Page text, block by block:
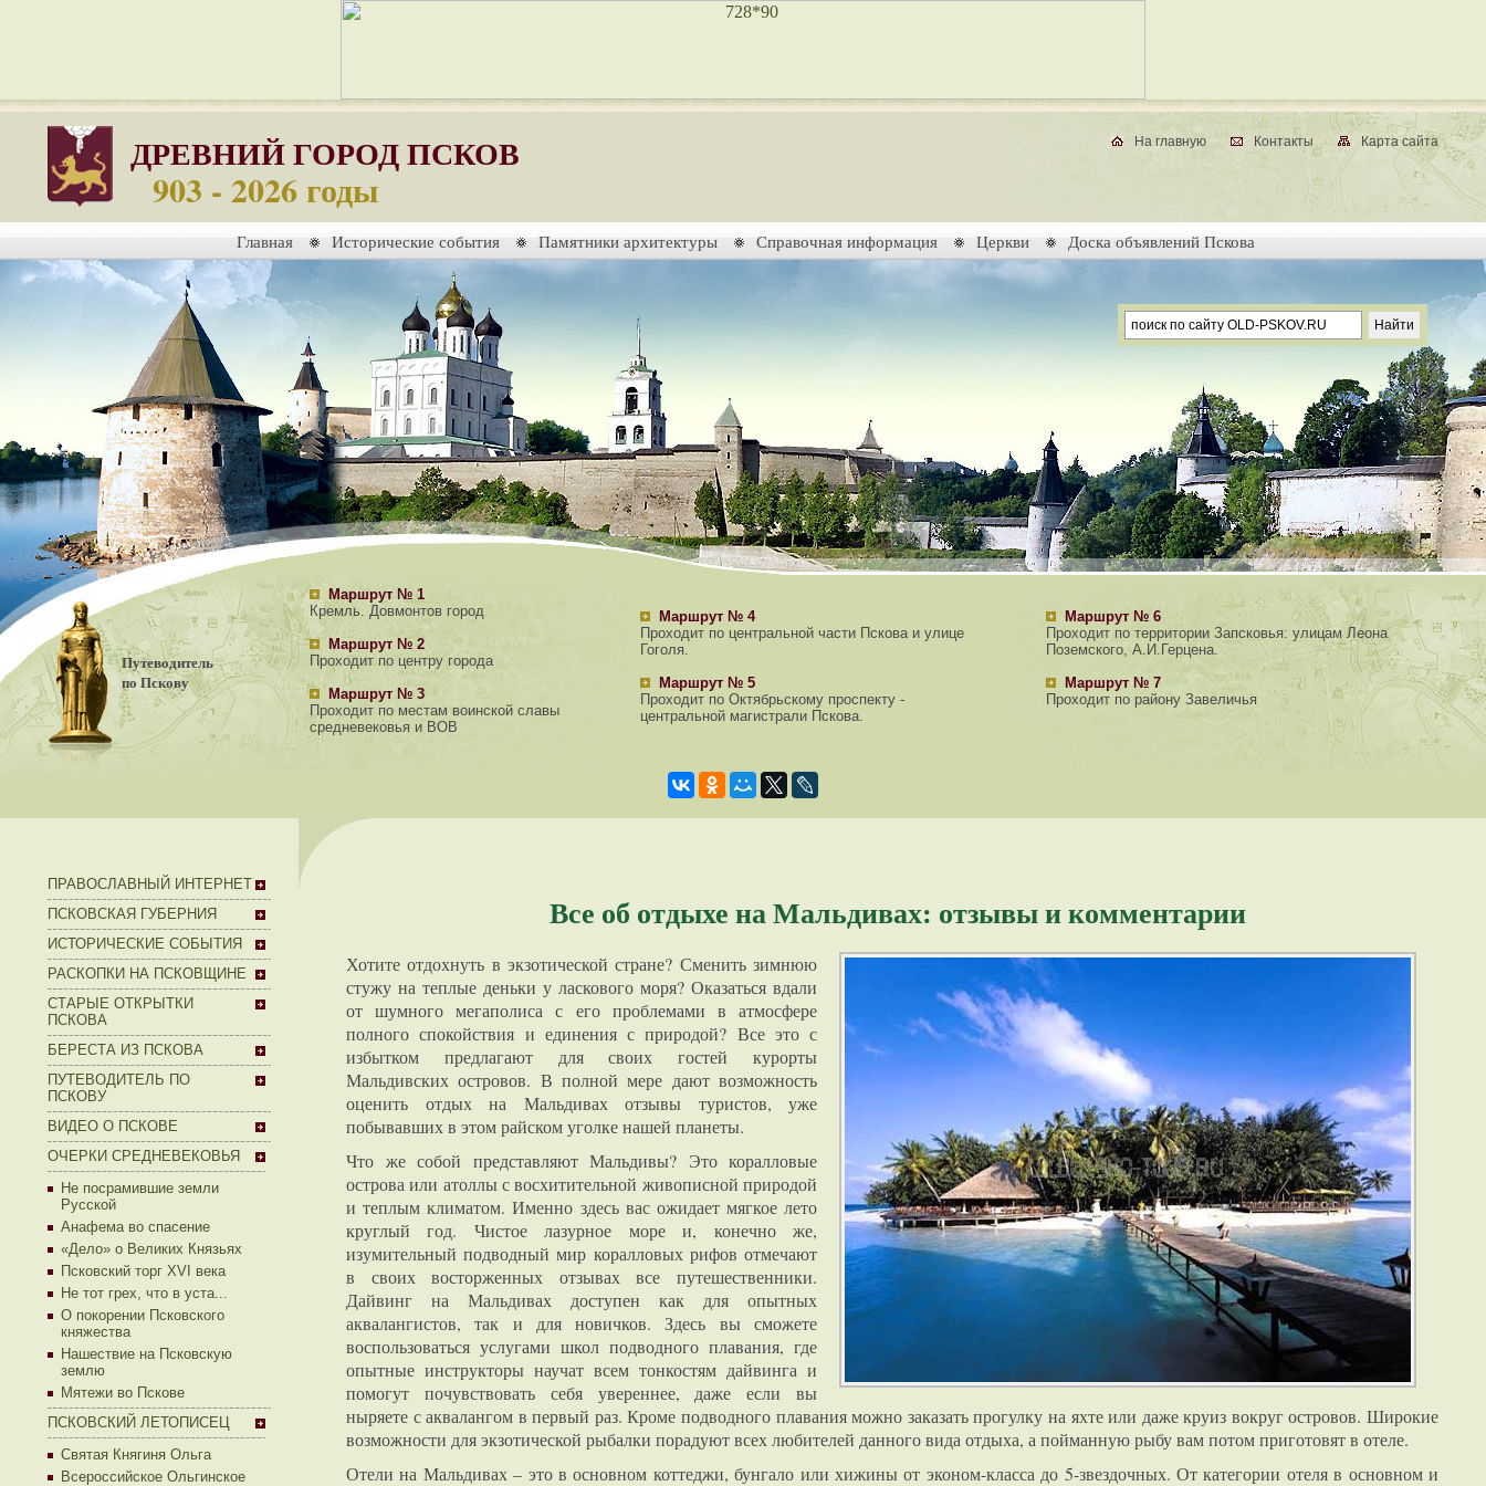
ДРЕВНИЙ ГОРОД ПСКОВ
903 - 2026 годы
На главную Контакты Карта сайта
Главная Исторические события Памятники архитектуры Справочная информация Церкви Доска объявлений Пскова
Путеводитель
по Пскову
Маршрут № 1
Кремль. Довмонтов город
Маршрут № 2
Проходит по центру города
Маршрут № 3
Проходит по местам воинской славы
средневековья и ВОВ
Маршрут № 4
Проходит по центральной части Пскова и улице
Гоголя.
Маршрут № 5
Проходит по Октябрьскому проспекту -
центральной магистрали Пскова.
Маршрут № 6
Проходит по территории Запсковья: улицам Леона
Поземского, А.И.Герцена.
Маршрут № 7
Проходит по району Завеличья
ПРАВОСЛАВНЫЙ ИНТЕРНЕТ
ПСКОВСКАЯ ГУБЕРНИЯ
ИСТОРИЧЕСКИЕ СОБЫТИЯ
РАСКОПКИ НА ПСКОВЩИНЕ
СТАРЫЕ ОТКРЫТКИ
ПСКОВА
БЕРЕСТА ИЗ ПСКОВА
ПУТЕВОДИТЕЛЬ ПО
ПСКОВУ
ВИДЕО О ПСКОВЕ
ОЧЕРКИ СРЕДНЕВЕКОВЬЯ
Не посрамившие земли
Русской
Анафема во спасение
«Дело» о Великих Князьях
Псковский торг XVI века
Не тот грех, что в уста...
О покорении Псковского
княжества
Нашествие на Псковскую
землю
Мятежи во Пскове
ПСКОВСКИЙ ЛЕТОПИСЕЦ
Святая Княгиня Ольга
Всероссийское Ольгинское
Все об отдыхе на Мальдивах: отзывы и комментарии
Хотите отдохнуть в экзотической стране? Сменить зимнюю
стужу на теплые деньки у ласкового моря? Оказаться вдали
от шумного мегаполиса с его проблемами в атмосфере
полного спокойствия и единения с природой? Все это с
избытком предлагают для своих гостей курорты
Мальдивских островов. В полной мере дают возможность
оценить отдых на Мальдивах отзывы туристов, уже
побывавших в этом райском уголке нашей планеты.
Что же собой представляют Мальдивы? Это коралловые
острова или атоллы с восхитительной живописной природой
и теплым климатом. Именно здесь вас ожидает мягкое лето
круглый год. Чистое лазурное море и, конечно же,
изумительный подводный мир коралловых рифов отмечают
в своих восторженных отзывах все путешественники.
Дайвинг на Мальдивах доступен как для опытных
аквалангистов, так и для новичков. Здесь вы сможете
воспользоваться услугами школ подводного плавания, где
опытные инструкторы научат всем тонкостям дайвинга и
помогут почувствовать себя увереннее, даже если вы
ныряете с аквалангом в первый раз. Кроме подводного плавания можно заказать прогулку на яхте или даже круиз вокруг островов. Широкие
возможности для экзотической рыбалки порадуют всех любителей данного вида отдыха, а пойманную рыбу вам потом приготовят в отеле.
Отели на Мальдивах – это в основном коттеджи, бунгало или хижины от эконом-класса до 5-звездочных. От категории отеля в основном и